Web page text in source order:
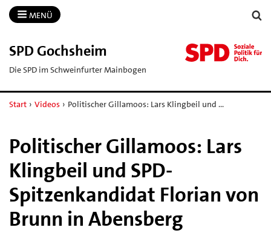
MENÜ
SPD Gochsheim
Die SPD im Schweinfurter Mainbogen
Start › Videos › Politischer Gillamoos: Lars Klingbeil und …
Politischer Gillamoos: Lars
Klingbeil und SPD-
Spitzenkandidat Florian von
Brunn in Abensberg